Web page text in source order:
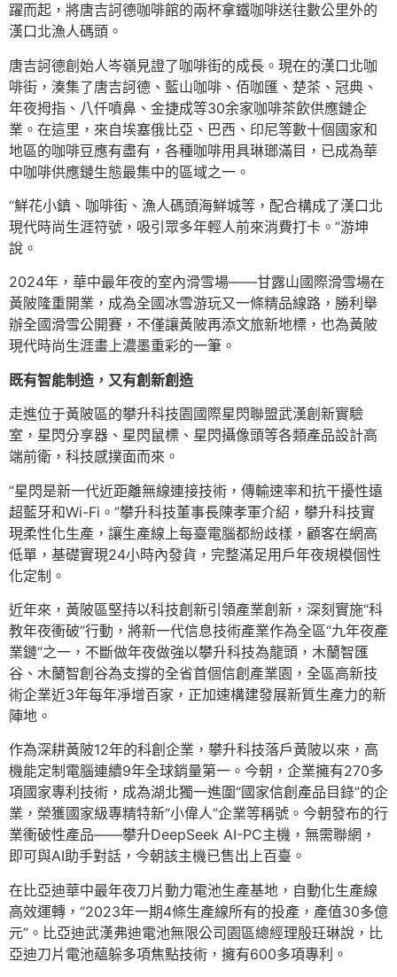
躍而起，將唐吉訶德咖啡館的兩杯拿鐵咖啡送往數公里外的
漢口北漁人碼頭。
唐吉訶德創始人岑嶺見證了咖啡街的成長。現在的漢口北咖
啡街，湊集了唐吉訶德、藍山咖啡、佰咖匯、楚茶、冠典、
年夜拇指、八仟噴鼻、金捷成等30余家咖啡茶飲供應鏈企
業。在這里，來自埃塞俄比亞、巴西、印尼等數十個國家和
地區的咖啡豆應有盡有，各種咖啡用具琳瑯滿目，已成為華
中咖啡供應鏈生態最集中的區域之一。
“鮮花小鎮、咖啡街、漁人碼頭海鮮城等，配合構成了漢口北
現代時尚生涯符號，吸引眾多年輕人前來消費打卡。”游坤
說。
2024年，華中最年夜的室內滑雪場——甘露山國際滑雪場在
黃陂隆重開業，成為全國冰雪游玩又一條精品線路，勝利舉
辦全國滑雪公開賽，不僅讓黃陂再添文旅新地標，也為黃陂
現代時尚生涯畫上濃墨重彩的一筆。
既有智能制造，又有創新創造
走進位于黃陂區的攀升科技園國際星閃聯盟武漢創新實驗
室，星閃分享器、星閃鼠標、星閃攝像頭等各類產品設計高
端前衛，科技感撲面而來。
“星閃是新一代近距離無線連接技術，傳輸速率和抗干擾性遠
超藍牙和Wi-Fi。”攀升科技董事長陳孝軍介紹，攀升科技實
現柔性化生產，讓生產線上每臺電腦都紛歧樣，顧客在網高
低單，基礎實現24小時內發貨，完整滿足用戶年夜規模個性
化定制。
近年來，黃陂區堅持以科技創新引領產業創新，深刻實施“科
教年夜衝破”行動，將新一代信息技術產業作為全區“九年夜產
業鏈”之一，不斷做年夜做強以攀升科技為龍頭，木蘭智匯
谷、木蘭智創谷為支撐的全省首個信創產業園，全區高新技
術企業近3年每年凈增百家，正加速構建發展新質生產力的新
陣地。
作為深耕黃陂12年的科創企業，攀升科技落戶黃陂以來，高
機能定制電腦連續9年全球銷量第一。今朝，企業擁有270多
項國家專利技術，成為湖北獨一進圍“國家信創產品目錄”的企
業，榮獲國家級專精特新“小偉人”企業等稱號。今朝發布的行
業衝破性產品——攀升DeepSeek AI-PC主機，無需聯網，
即可與AI助手對話，今朝該主機已售出上百臺。
在比亞迪華中最年夜刀片動力電池生產基地，自動化生產線
高效運轉，“2023年一期4條生產線所有的投產，產值30多億
元”。比亞迪武漢弗迪電池無限公司園區總經理殷玨琳說，比
亞迪刀片電池蘊躲多項焦點技術，擁有600多項專利。